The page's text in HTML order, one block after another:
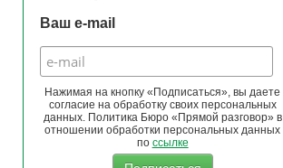
Ваш e-mail
Нажимая на кнопку «Подписаться», вы даете
согласие на обработку своих персональных
данных. Политика Бюро «Прямой разговор» в
отношении обработки персональных данных
по ссылке